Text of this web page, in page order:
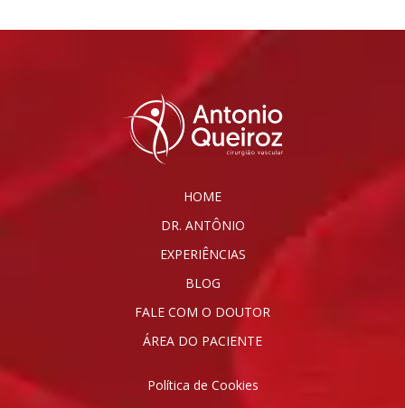
HOME
DR. ANTÔNIO
EXPERIÊNCIAS
BLOG
FALE COM O DOUTOR
ÁREA DO PACIENTE
Política de Cookies